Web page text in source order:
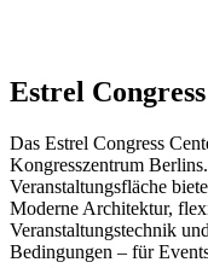
Estrel
Das Estrel Congress
Kongresszentrum
Veranstaltungsfläche
Moderne Architektur,
Veranstaltungstechnik
Bedingungen – für